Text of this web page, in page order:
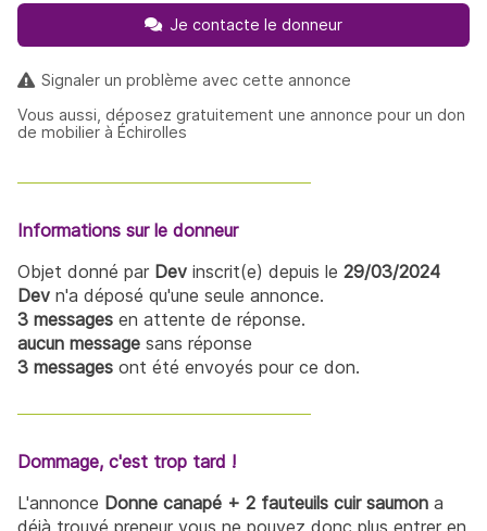
Je contacte le donneur
Signaler un problème avec cette annonce
Vous aussi, déposez gratuitement une annonce pour un don
de mobilier à Échirolles
Informations sur le donneur
Objet donné par Dev inscrit(e) depuis le 29/03/2024
Dev n'a déposé qu'une seule annonce.
3 messages en attente de réponse.
aucun message sans réponse
3 messages ont été envoyés pour ce don.
Dommage, c'est trop tard !
L'annonce Donne canapé + 2 fauteuils cuir saumon a
déjà trouvé preneur vous ne pouvez donc plus entrer en